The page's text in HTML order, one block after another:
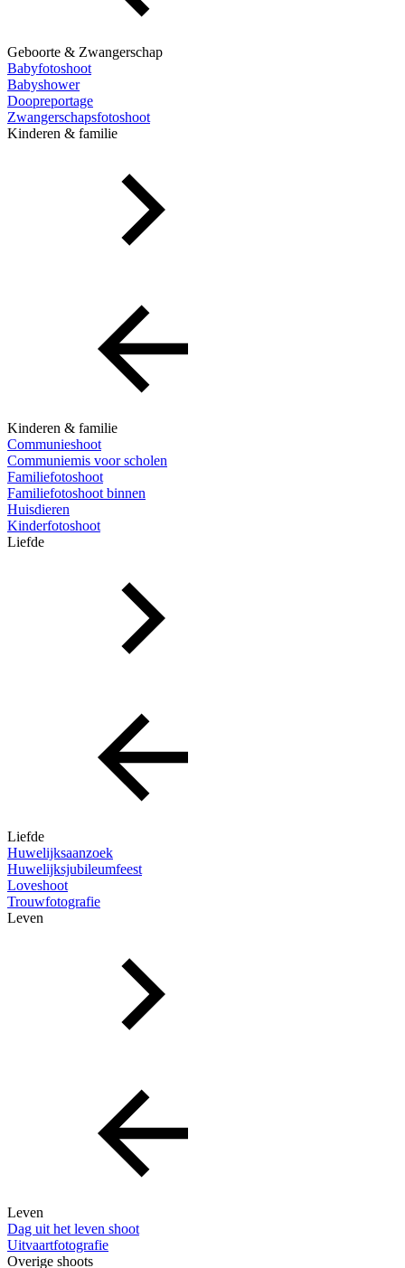
Geboorte & Zwangerschap
Babyfotoshoot
Babyshower
Doopreportage
Zwangerschapsfotoshoot
Kinderen & familie
Kinderen & familie
Communieshoot
Communiemis voor scholen
Familiefotoshoot
Familiefotoshoot binnen
Huisdieren
Kinderfotoshoot
Liefde
Liefde
Huwelijksaanzoek
Huwelijksjubileumfeest
Loveshoot
Trouwfotografie
Leven
Leven
Dag uit het leven shoot
Uitvaartfotografie
Overige shoots